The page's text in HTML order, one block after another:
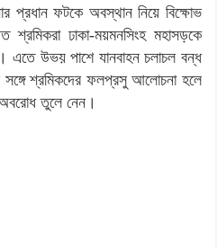
প্রধান ফটকে অবস্থান নিয়ে বিক্ষোভ
ঢাকা-ময়মনসিংহ মহাসড়কে
এতে উভয় পাশে যানবাহন চলাচল বন্ধ
সঙ্গে শ্রমিকদের ফলপ্রসু আলোচনা হলে
অবরোধ তুলে নেন।